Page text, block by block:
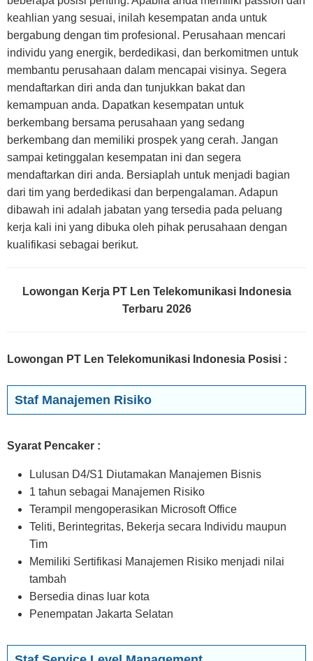
keahlian yang sesuai, inilah kesempatan anda untuk
bergabung dengan tim profesional. Perusahaan mencari
individu yang energik, berdedikasi, dan berkomitmen untuk
membantu perusahaan dalam mencapai visinya. Segera
mendaftarkan diri anda dan tunjukkan bakat dan
kemampuan anda. Dapatkan kesempatan untuk
berkembang bersama perusahaan yang sedang
berkembang dan memiliki prospek yang cerah. Jangan
sampai ketinggalan kesempatan ini dan segera
mendaftarkan diri anda. Bersiaplah untuk menjadi bagian
dari tim yang berdedikasi dan berpengalaman. Adapun
dibawah ini adalah jabatan yang tersedia pada peluang
kerja kali ini yang dibuka oleh pihak perusahaan dengan
kualifikasi sebagai berikut.
Lowongan Kerja PT Len Telekomunikasi Indonesia
Terbaru 2026
Lowongan PT Len Telekomunikasi Indonesia Posisi :
Staf Manajemen Risiko
Syarat Pencaker :
Lulusan D4/S1 Diutamakan Manajemen Bisnis
1 tahun sebagai Manajemen Risiko
Terampil mengoperasikan Microsoft Office
Teliti, Berintegritas, Bekerja secara Individu maupun
Tim
Memiliki Sertifikasi Manajemen Risiko menjadi nilai
tambah
Bersedia dinas luar kota
Penempatan Jakarta Selatan